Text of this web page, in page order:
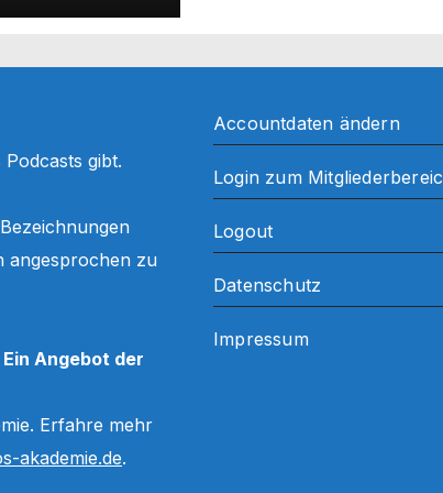
gibt.
angesprochen zu
Ein Angebot der
Erfahre mehr
akademie.de.
Accountdaten ändern
Login zum
Logout
Datenschutz
Impressum